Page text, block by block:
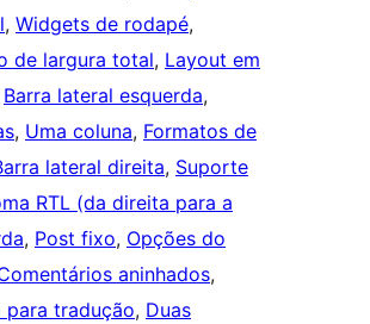
, Widgets de rodapé
de largura total, Layout em
Barra lateral esquerda
, Uma coluna, Formatos de
lateral direita, Suporte
RTL (da direita para a
, Post fixo, Opções do
aninhados
para tradução, Duas